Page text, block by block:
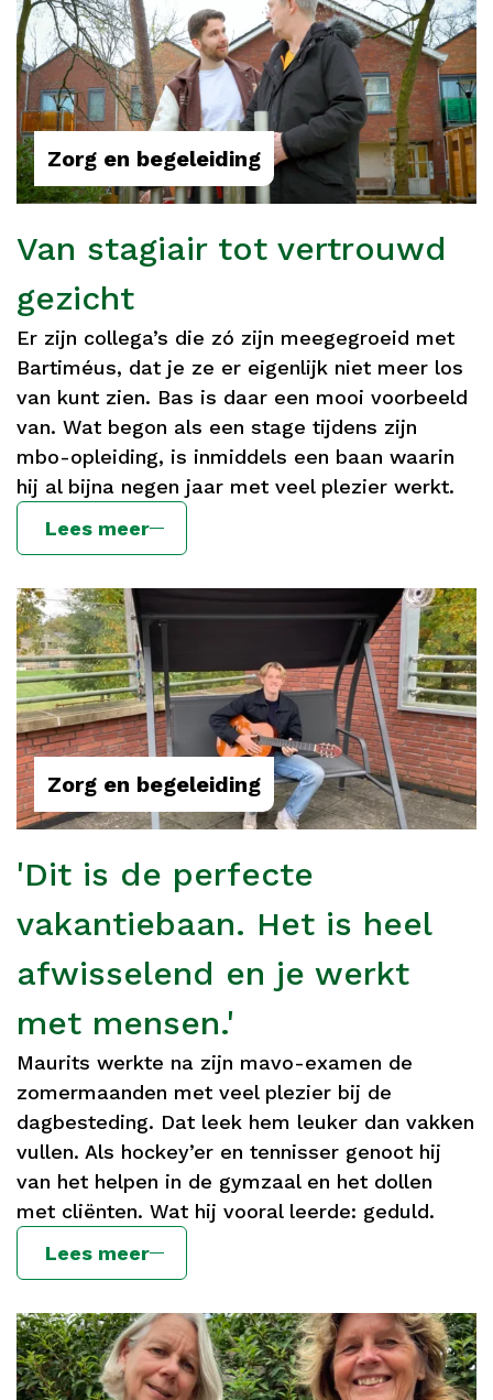
Van stagiair tot vertrouwd
gezicht
Zorg en begeleiding
Er zijn collega’s die zó zijn meegegroeid met
Bartiméus, dat je ze er eigenlijk niet meer los
van kunt zien. Bas is daar een mooi voorbeeld
van. Wat begon als een stage tijdens zijn
mbo-opleiding, is inmiddels een baan waarin
hij al bijna negen jaar met veel plezier werkt.
Lees meer
'Dit is de perfecte
vakantiebaan. Het is heel
afwisselend en je werkt
met mensen.'
Zorg en begeleiding
Maurits werkte na zijn mavo-examen de
zomermaanden met veel plezier bij de
dagbesteding. Dat leek hem leuker dan vakken
vullen. Als hockey’er en tennisser genoot hij
van het helpen in de gymzaal en het dollen
met cliënten. Wat hij vooral leerde: geduld.
Lees meer